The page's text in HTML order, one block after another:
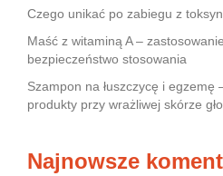
Czego unikać po zabiegu z
Maść z witaminą A –
bezpieczeństwo stosowania
Szampon na łuszczycę i egzemę
produkty przy wrażliwej skórze
Najnowsze